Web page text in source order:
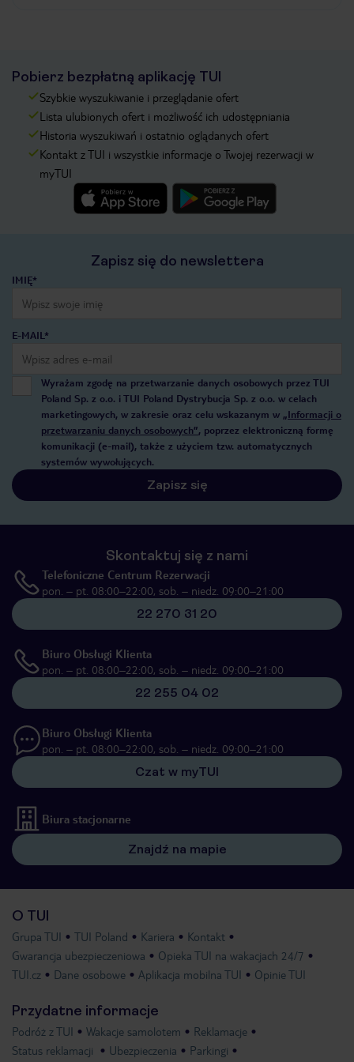
Pobierz bezpłatną aplikację TUI
Szybkie wyszukiwanie i przeglądanie ofert
Lista ulubionych ofert i możliwość ich udostępniania
Historia wyszukiwań i ostatnio oglądanych ofert
Kontakt z TUI i wszystkie informacje o Twojej rezerwacji w
myTUI
Zapisz się do newslettera
IMIĘ*
E-MAIL*
Wyrażam zgodę na przetwarzanie danych osobowych przez TUI
Poland Sp. z o.o. i TUI Poland Dystrybucja Sp. z o.o. w celach
marketingowych, w zakresie oraz celu wskazanym w „Informacji o
przetwarzaniu danych osobowych”, poprzez elektroniczną formę
komunikacji (e-mail), także z użyciem tzw. automatycznych
systemów wywołujących.
Zapisz się
Skontaktuj się z nami
Telefoniczne Centrum Rezerwacji
pon. – pt. 08:00–22:00, sob. – niedz. 09:00–21:00
22 270 31 20
Biuro Obsługi Klienta
pon. – pt. 08:00–22:00, sob. – niedz. 09:00–21:00
22 255 04 02
Biuro Obsługi Klienta
pon. – pt. 08:00–22:00, sob. – niedz. 09:00–21:00
Czat w myTUI
Biura stacjonarne
Znajdź na mapie
O TUI
Grupa TUI TUI Poland Kariera
Kontakt
Gwarancja ubezpieczeniowa
Opieka TUI na wakacjach 24/7
TUI.cz
Dane osobowe Aplikacja mobilna TUI Opinie TUI
Przydatne informacje
Podróż z TUI Wakacje samolotem
Reklamacje
Status reklamacji
Ubezpieczenia Parkingi